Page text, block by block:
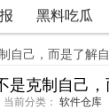
黑料吃瓜
自己，而是了解
克制自己
前分类： 软件仓库